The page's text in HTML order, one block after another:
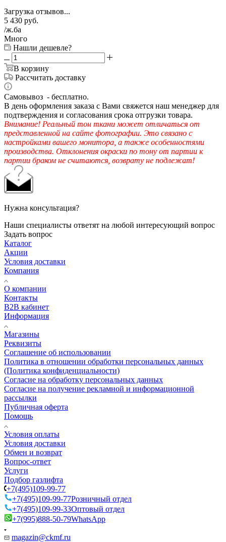
Загрузка отзывов...
5 430 руб.
/ж.ба
Много
Нашли дешевле?
В корзину
Рассчитать доставку
Самовывоз - бесплатно.
В день оформления заказа с Вами свяжется наш менеджер для
подтверждения и согласования срока отгрузки товара.
Внимание! Реальный тон ткани может отличаться от
представленной на сайте фотографии. Это связано с
настройками вашего монитора, а также особенностями
производства. Отклонения окраски по тону от партии к
партии браком не считаются, возврату не подлежат!
Нужна консультация?
Наши специалисты ответят на любой интересующий вопрос
Задать вопрос
Каталог
Акции
Условия доставки
Компания
О компании
Контакты
B2B кабинет
Информация
Магазины
Реквизиты
Соглашение об использовании
Политика в отношении обработки персональных данных
(Политика конфиденциальности)
Согласие на обработку персональных данных
Согласие на получение рекламной и информационной
рассылки
Публичная оферта
Помощь
Условия оплаты
Условия доставки
Обмен и возврат
Вопрос-ответ
Услуги
Подбор газлифта
+7(495)109-99-77
+7(495)109-99-77Розничный отдел
+7(495)109-99-33Оптовый отдел
+7(995)888-50-79WhatsApp
magazin@ckmf.ru